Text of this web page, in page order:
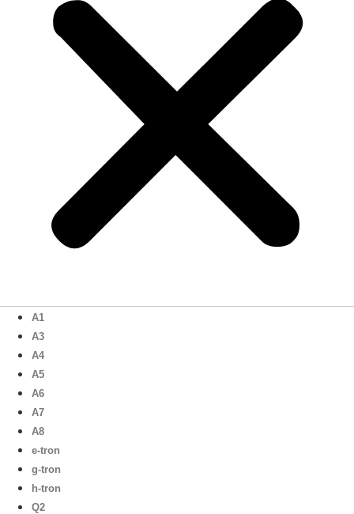
A1
A3
A4
A5
A6
A7
A8
e-tron
g-tron
h-tron
Q2